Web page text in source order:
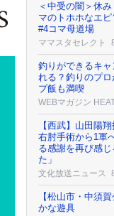
＜中受の闇＞休
マのトホホなエピ
#4コマ母道場
ママスタセレクト
釣りができるキ
れる？釣りのプ
プ飯も満喫
WEBマガジン
【西武】山田陽
右肘手術から1軍
る感謝を再び感
た」
文化放送ニュース
【松山市・中須
かな遊具